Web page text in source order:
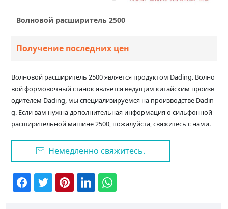
Волновой расширитель 2500
Получение последних цен
Волновой расширитель 2500 является продуктом Dading. Волно
вой формовочный станок является ведущим китайским произв
одителем Dading, мы специализируемся на производстве Dadin
g. Если вам нужна дополнительная информация о сильфонной
расширительной машине 2500, пожалуйста, свяжитесь с нами.
 Немедленно свяжитесь.